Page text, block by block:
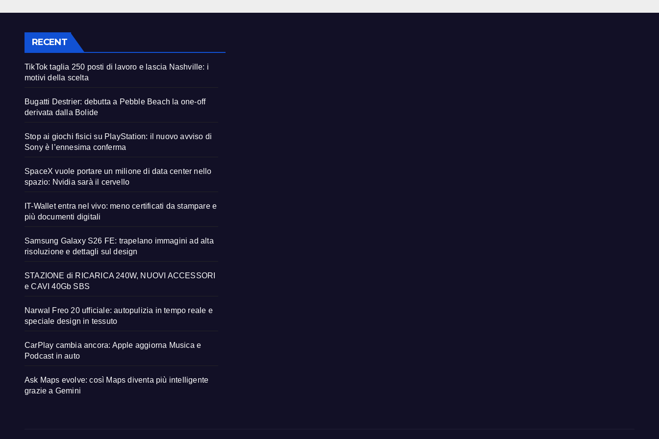
RECENT
TikTok taglia 250 posti di lavoro e lascia Nashville: i
motivi della scelta
Bugatti Destrier: debutta a Pebble Beach la one-off
derivata dalla Bolide
Stop ai giochi fisici su PlayStation: il nuovo avviso di
Sony è l’ennesima conferma
SpaceX vuole portare un milione di data center nello
spazio: Nvidia sarà il cervello
IT-Wallet entra nel vivo: meno certificati da stampare e
più documenti digitali
Samsung Galaxy S26 FE: trapelano immagini ad alta
risoluzione e dettagli sul design
STAZIONE di RICARICA 240W, NUOVI ACCESSORI
e CAVI 40Gb SBS
Narwal Freo 20 ufficiale: autopulizia in tempo reale e
speciale design in tessuto
CarPlay cambia ancora: Apple aggiorna Musica e
Podcast in auto
Ask Maps evolve: così Maps diventa più intelligente
grazie a Gemini